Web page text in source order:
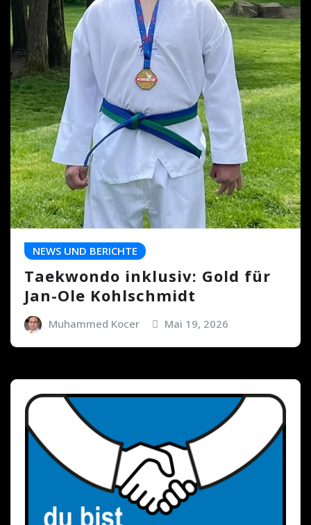
NEWS UND BERICHTE
Taekwondo inklusiv: Gold für
Jan-Ole Kohlschmidt
Muhammed Kocer Mai 19, 2026